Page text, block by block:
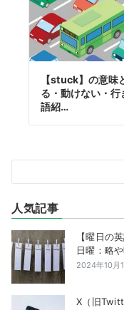
【stuck】の意味
る・動けない・
語紹…
人気記事
【曜日の
日曜：略
2024年10月
X（旧